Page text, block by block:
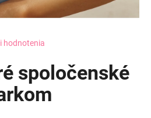
hodnotenia
spoločenské